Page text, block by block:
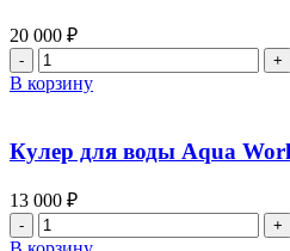
20 000 ₽
В корзину
Кулер для воды Aqua
13 000 ₽